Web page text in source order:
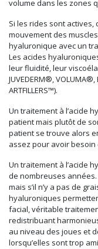
volume dans les zones
Si les rides sont
mouvement des
hyaluronique avec un
Les acides
leur fluidité, leur
JUVEDERM®, VOLUMA®,
ARTFILLERS™).
Un traitement à l’acide
patient mais plutôt de
patient se trouve alors
assez pour avoir besoin
Un traitement à l’acide
de nombreuses années.
mais s’il n’y a pas de
hyaluroniques
facial, véritable
redistribuant
au niveau des joues et
lorsqu’elles sont trop